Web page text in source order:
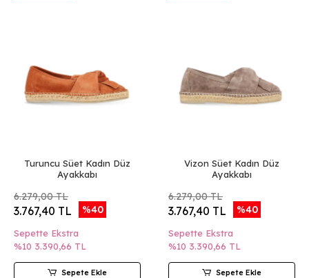
Turuncu Süet Kadın Düz
Ayakkabı
6.279,00 TL
3.767,40 TL %40
Sepette Ekstra
%10 3.390,66 TL
Sepete Ekle
Vizon Süet Kadın Düz
Ayakkabı
6.279,00 TL
3.767,40 TL %40
Sepette Ekstra
%10 3.390,66 TL
Sepete Ekle